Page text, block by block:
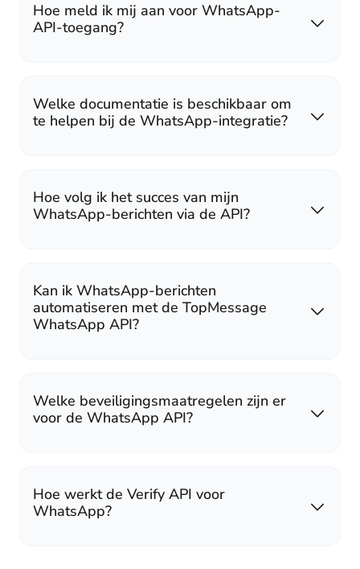
Hoe meld ik mij aan voor WhatsApp-
API-toegang?
Welke documentatie is beschikbaar om
te helpen bij de WhatsApp-integratie?
Hoe volg ik het succes van mijn
WhatsApp-berichten via de API?
Kan ik WhatsApp-berichten
automatiseren met de TopMessage
WhatsApp API?
Welke beveiligingsmaatregelen zijn er
voor de WhatsApp API?
Hoe werkt de Verify API voor
WhatsApp?